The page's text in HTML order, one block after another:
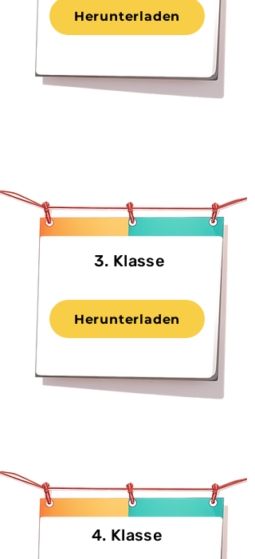
Herunterladen
3. Klasse
Herunterladen
4. Klasse